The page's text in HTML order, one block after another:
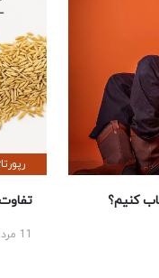
کنیم؟
رپورتاژ